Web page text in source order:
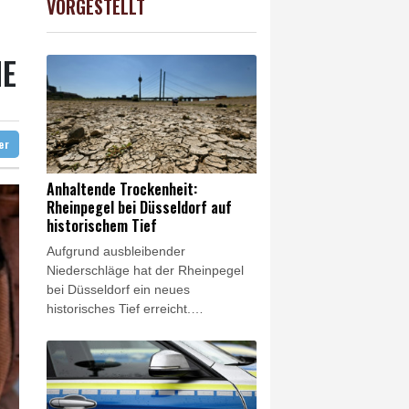
50
0.34%
VORGESTELLT
Anhaltende Trockenheit:
Rheinpegel bei Düsseldorf auf
historischem Tief
Aufgrund ausbleibender
Niederschläge hat der Rheinpegel
bei Düsseldorf ein neues
historisches Tief erreicht.
zwischenzeitlich nur noch bei 14
Zentimetern, wie aus den von der
Wasserstraßen- und
Schifffahrtsverwaltung des Bundes